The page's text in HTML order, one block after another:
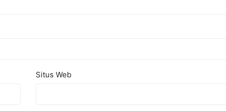
Situs Web